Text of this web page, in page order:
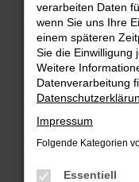
Fehler:
Beim Laden ist ein
Hier sind ein paar
Überprüfe
Laden andere
Suchmaschine?
verarbeiten Daten
wenn Sie uns Ihre
einem späteren
Sie die Einwilligung
Weitere
Datenverarbeitung
Impressum
Folgende Kategorien
Essentiell